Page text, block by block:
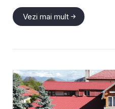
Vezi mai mult